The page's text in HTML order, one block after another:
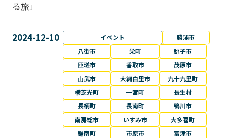
る旅」
2024-12-10 イベント
勝浦市
八街市
栄町
銚子市
匝瑳市
香取市
茂原市
山武市
大網白里市
九十九里町
横芝光町
一宮町
長生村
長柄町
長南町
鴨川市
南房総市
いすみ市
大多喜町
鋸南町
市原市
富津市